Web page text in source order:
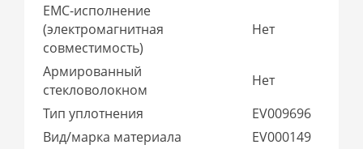
EMC-исполнение
(электромагнитная
совместимость)
Нет
Армированный
стекловолокном
Нет
Тип уплотнения
EV009696
Вид/марка материала
EV000149